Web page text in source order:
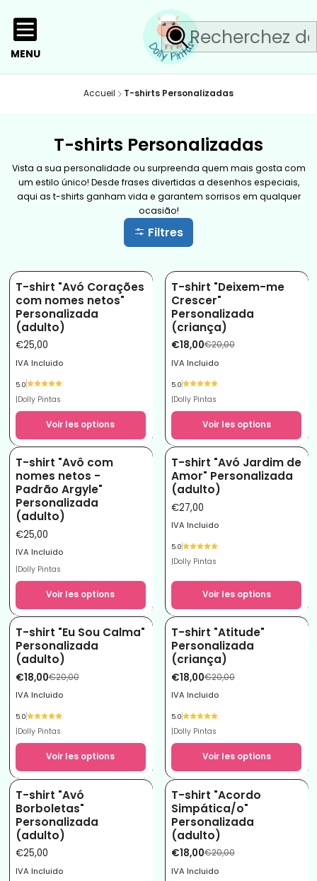
MENU
Accueil T-shirts Personalizadas
T-shirts Personalizadas
Vista a sua personalidade ou surpreenda quem mais gosta com
um estilo único! Desde frases divertidas a desenhos especiais,
aqui as t-shirts ganham vida e garantem sorrisos em qualquer
ocasião!
Filtres
T-shirt "Avó Corações
com nomes netos"
Personalizada
(adulto)
€25,00
IVA Incluido
5.0
|Dolly Pintas
Voir les options
-10%
T-shirt "Deixem-me
Crescer"
Personalizada
(criança)
€18,00€20,00
IVA Incluido
5.0
|Dolly Pintas
Voir les options
T-shirt "Avô com
nomes netos -
Padrão Argyle"
Personalizada
(adulto)
€25,00
IVA Incluido
|Dolly Pintas
Voir les options
T-shirt "Avó Jardim de
Amor" Personalizada
(adulto)
€27,00
IVA Incluido
5.0
|Dolly Pintas
Voir les options
-10%
T-shirt "Eu Sou Calma"
Personalizada
(adulto)
€18,00€20,00
IVA Incluido
5.0
|Dolly Pintas
Voir les options
-10%
T-shirt "Atitude"
Personalizada
(criança)
€18,00€20,00
IVA Incluido
5.0
|Dolly Pintas
Voir les options
T-shirt "Avó
Borboletas"
Personalizada
(adulto)
€25,00
IVA Incluido
-10%
T-shirt "Acordo
Simpática/o"
Personalizada
(adulto)
€18,00€20,00
IVA Incluido